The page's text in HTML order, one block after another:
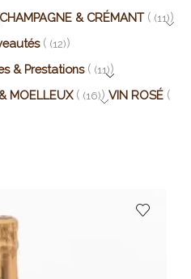
CHAMPAGNE & CRÉMANT (11)
(12)
& Prestations (11)
MOELLEUX (16) VIN ROSÉ